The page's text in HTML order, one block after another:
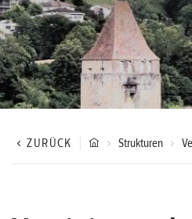
ZURÜCK Strukturen